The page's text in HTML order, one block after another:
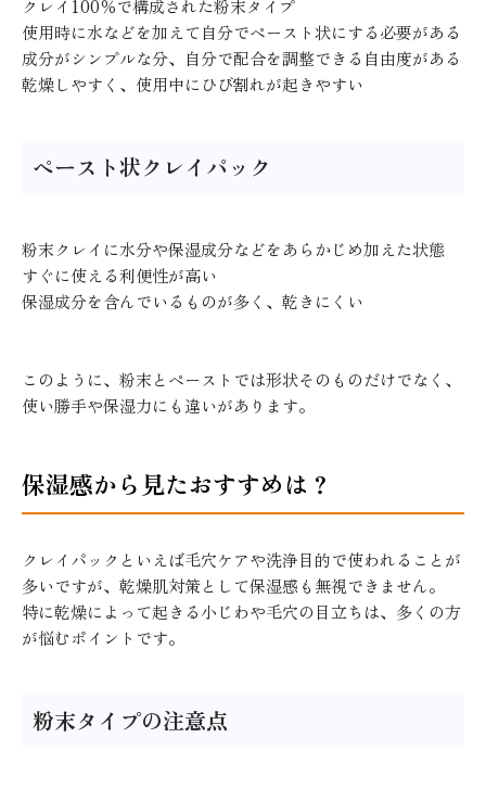
クレイ100％で構成された粉末タイプ
使用時に水などを加えて自分でペースト状にする必要がある
成分がシンプルな分、自分で配合を調整できる自由度がある
乾燥しやすく、使用中にひび割れが起きやすい
ペースト状クレイパック
粉末クレイに水分や保湿成分などをあらかじめ加えた状態
すぐに使える利便性が高い
保湿成分を含んでいるものが多く、乾きにくい
このように、粉末とペーストでは形状そのものだけでなく、
使い勝手や保湿力にも違いがあります。
保湿感から見たおすすめは？
クレイパックといえば毛穴ケアや洗浄目的で使われることが
多いですが、乾燥肌対策として保湿感も無視できません。
特に乾燥によって起きる小じわや毛穴の目立ちは、多くの方
が悩むポイントです。
粉末タイプの注意点